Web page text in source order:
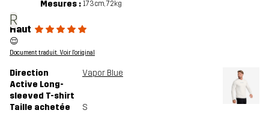
R
Mesures : 173cm, 72kg
Haut
😌
Document traduit. Voir l'original
Direction
Active Long-
sleeved T-shirt
Vapor Blue
Taille achetée S